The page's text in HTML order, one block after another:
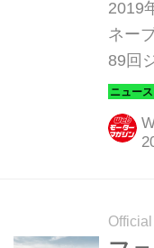
ア！
2019
ネー
89回
「GR
界初